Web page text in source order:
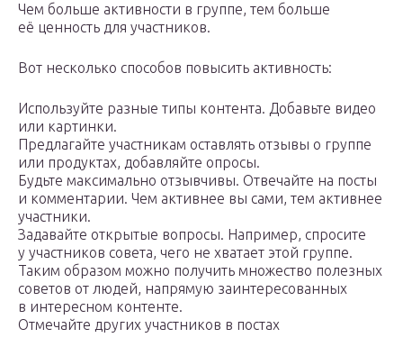
Чем больше активности в группе, тем больше
её ценность для участников.
Вот несколько способов повысить активность:
Используйте разные типы контента. Добавьте видео
или картинки.
Предлагайте участникам оставлять отзывы о группе
или продуктах, добавляйте опросы.
Будьте максимально отзывчивы. Отвечайте на посты
и комментарии. Чем активнее вы сами, тем активнее
участники.
Задавайте открытые вопросы. Например, спросите
у участников совета, чего не хватает этой группе.
Таким образом можно получить множество полезных
советов от людей, напрямую заинтересованных
в интересном контенте.
Отмечайте других участников в постах